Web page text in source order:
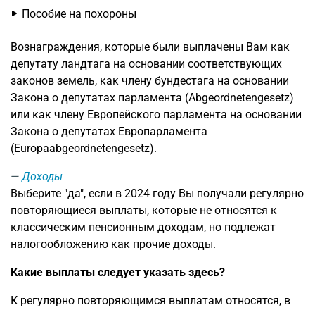
Пособие на похороны
Вознаграждения, которые были выплачены Вам как
депутату ландтага на основании соответствующих
законов земель, как члену бундестага на основании
Закона о депутатах парламента (Abgeordnetengesetz)
или как члену Европейского парламента на основании
Закона о депутатах Европарламента
(Europaabgeordnetengesetz).
Доходы
Выберите "да", если в 2024 году Вы получали регулярно
повторяющиеся выплаты, которые не относятся к
классическим пенсионным доходам, но подлежат
налогообложению как прочие доходы.
Какие выплаты следует указать здесь?
К регулярно повторяющимся выплатам относятся, в